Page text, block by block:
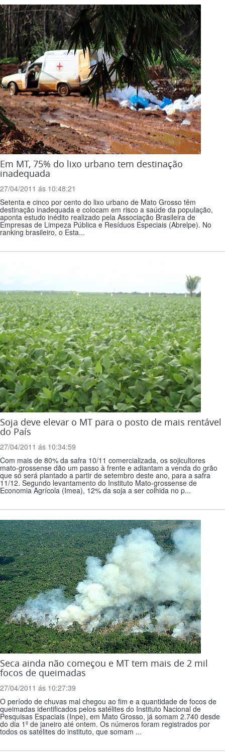
Em MT, 75% do lixo urbano tem destinação
inadequada
27/04/2011 ás 10:48:21
Setenta e cinco por cento do lixo urbano de Mato Grosso têm
destinação inadequada e colocam em risco a saúde da população,
aponta estudo inédito realizado pela Associação Brasileira de
Empresas de Limpeza Pública e Resíduos Especiais (Abrelpe). No
ranking brasileiro, o Esta...
Soja deve elevar o MT para o posto de mais rentável
do País
27/04/2011 ás 10:34:59
Com mais de 80% da safra 10/11 comercializada, os sojicultores
mato-grossense dão um passo à frente e adiantam a venda do grão
que só será plantado a partir de setembro deste ano, para a safra
11/12. Segundo levantamento do Instituto Mato-grossense de
Economia Agrícola (Imea), 12% da soja a ser colhida no p...
Seca ainda não começou e MT tem mais de 2 mil
focos de queimadas
27/04/2011 ás 10:27:39
O período de chuvas mal chegou ao fim e a quantidade de focos de
queimadas identificados pelos satélites do Instituto Nacional de
Pesquisas Espaciais (Inpe), em Mato Grosso, já somam 2.740 desde
do dia 1º de janeiro até ontem. Os números foram registrados por
todos os satélites do instituto, que somam ...